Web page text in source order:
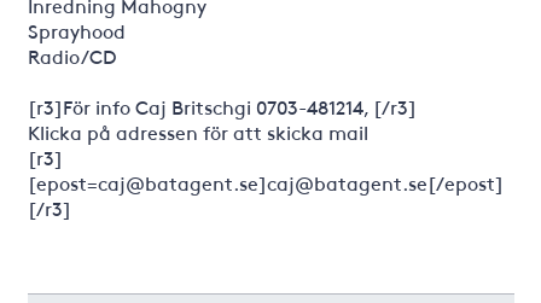
Sprayhood
Radio/CD
[r3]För info Caj Britschgi 0703-481214, [/r3]
Klicka på adressen för att skicka mail
[r3]
[epost=caj@batagent.se]caj@batagent.se[/epost]
[/r3]